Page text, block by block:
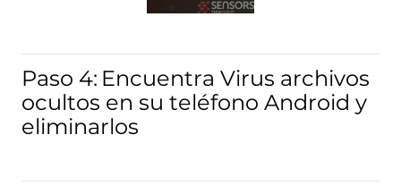
Paso 4: Encuentra Virus archivos
ocultos en su teléfono Android y
eliminarlos